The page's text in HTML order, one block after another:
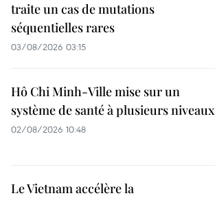
traite un cas de mutations
séquentielles rares
03/08/2026 03:15
Hô Chi Minh-Ville mise sur un
système de santé à plusieurs niveaux
02/08/2026 10:48
Le Vietnam accélère la